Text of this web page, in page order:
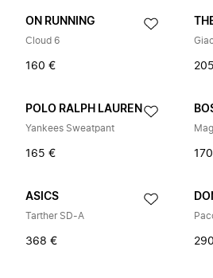
ON RUNNING
Cloud 6
160 €
POLO RALPH LAUREN
Yankees Sweatpant
165 €
ASICS
Tarther SD-A
368 €